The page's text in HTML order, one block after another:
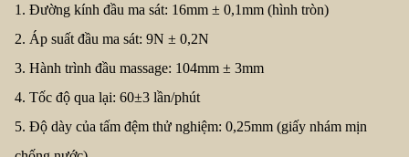
1. Đường kính đầu ma sát: 16mm ± 0,1mm (hình tròn)
2. Áp suất đầu ma sát: 9N ± 0,2N
3. Hành trình đầu massage: 104mm ± 3mm
4. Tốc độ qua lại: 60±3 lần/phút
5. Độ dày của tấm đệm thử nghiệm: 0,25mm (giấy nhám mịn